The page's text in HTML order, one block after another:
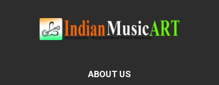
ABOUT US